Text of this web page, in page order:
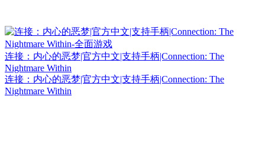
连接：内心的恶梦|官方中文|支持手柄|Connection: The
Nightmare Within
连接：内心的恶梦|官方中文|支持手柄|Connection: The
Nightmare Within